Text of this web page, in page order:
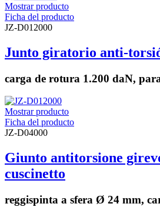
Mostrar producto
Ficha del producto
JZ-D012000
Junto giratorio anti-
carga de rotura 1.200 daN,
Mostrar producto
Ficha del producto
JZ-D04000
Giunto antitorsione
cuscinetto
reggispinta a sfera Ø 24 mm,